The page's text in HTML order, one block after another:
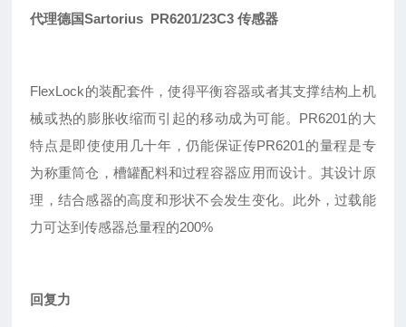
代理德国Sartorius PR6201/23C3 传感器
FlexLock的装配套件，使得平衡容器或者其支撑结构上机
械或热的膨胀收缩而引起的移动成为可能。PR6201的大
特点是即使使用几十年，仍能保证传PR6201的量程是专
为称重筒仓，槽罐配料和过程容器应用而设计。其设计原
理，结合感器的高度和形状不会发生变化。此外，过载能
力可达到传感器总量程的200%
回复力